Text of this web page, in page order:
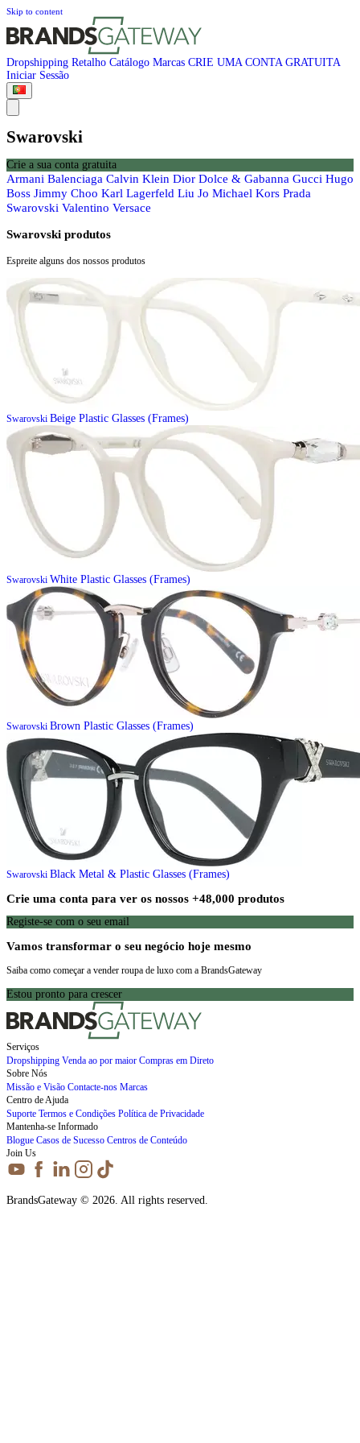
Skip to content
Dropshipping Retalho Catálogo Marcas CRIE UMA CONTA GRATUITA
Iniciar Sessão
Swarovski
Crie a sua conta gratuita
Armani Balenciaga Calvin Klein Dior Dolce & Gabanna Gucci Hugo
Boss Jimmy Choo Karl Lagerfeld Liu Jo Michael Kors Prada
Swarovski Valentino Versace
Swarovski produtos
Espreite alguns dos nossos produtos
Swarovski Beige Plastic Glasses (Frames)
Swarovski White Plastic Glasses (Frames)
Swarovski Brown Plastic Glasses (Frames)
Swarovski Black Metal & Plastic Glasses (Frames)
Crie uma conta para ver os nossos +48,000 produtos
Registe-se com o seu email
Vamos transformar o seu negócio hoje mesmo
Saiba como começar a vender roupa de luxo com a BrandsGateway
Estou pronto para crescer
Serviços
Dropshipping Venda ao por maior Compras em Direto
Sobre Nós
Missão e Visão Contacte-nos Marcas
Centro de Ajuda
Suporte Termos e Condições Política de Privacidade
Mantenha-se Informado
Blogue Casos de Sucesso Centros de Conteúdo
Join Us
BrandsGateway © 2026. All rights reserved.